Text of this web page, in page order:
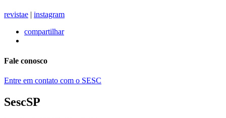
revistae | instagram
compartilhar
Fale conosco
Entre em contato com o SESC
SescSP